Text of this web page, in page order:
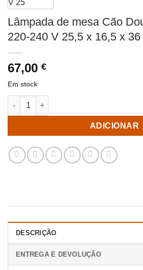
Lâmpada de mesa Cão
220-240 V 25,5 x 16,5 x 36
67,00 €
Em stock
Quantidade de Lâmpada de mesa
ADICIONAR
DESCRIÇÃO
ENTREGA E DEVOLUÇÃO